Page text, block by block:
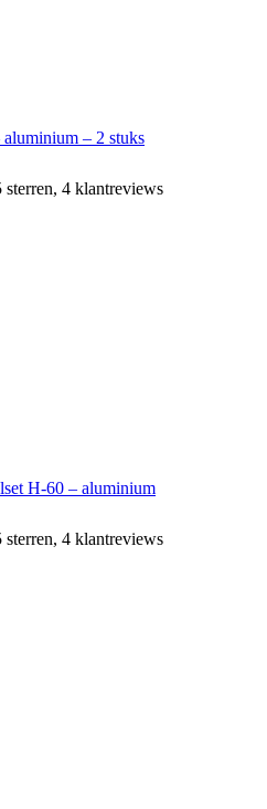
– 2 stuks
sterren, 4 klantreviews
H-60 – aluminium
sterren, 4 klantreviews